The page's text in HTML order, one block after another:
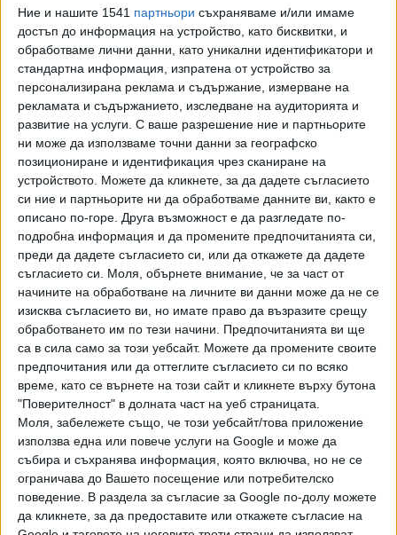
Ние и нашите 1541 партньори съхраняваме и/или имаме
достъп до информация на устройство, като бисквитки, и
обработваме лични данни, като уникални идентификатори и
стандартна информация, изпратена от устройство за
персонализирана реклама и съдържание, измерване на
рекламата и съдържанието, изследване на аудиторията и
развитие на услуги. С ваше разрешение ние и партньорите
ни може да използваме точни данни за географско
позициониране и идентификация чрез сканиране на
устройството. Можете да кликнете, за да дадете съгласието
си ние и партньорите ни да обработваме данните ви, както е
описано по-горе. Друга възможност е да разгледате по-
подробна информация и да промените предпочитанията си,
преди да дадете съгласието си, или да откажете да дадете
съгласието си.
Моля, обърнете внимание, че за част от
начините на обработване на личните ви данни може да не се
изисква съгласието ви, но имате право да възразите срещу
обработването им по тези начини. Предпочитанията ви ще
са в сила само за този уебсайт. Можете да промените своите
предпочитания или да оттеглите съгласието си по всяко
време, като се върнете на този сайт и кликнете върху бутона
"Поверителност" в долната част на уеб страницата.
Моля, забележете също, че този уебсайт/това приложение
използва една или повече услуги на Google и може да
събира и съхранява информация, която включва, но не се
ограничава до Вашето посещение или потребителско
поведение. В раздела за съгласие за Google по-долу можете
да кликнете, за да предоставите или откажете съгласие на
евентуални инциденти по време на мача в София е
изключително несправедлива спрямо българските
привърженици, българското общество и спрямо
огромните усилия на БФС да осигури безпрепятственото
провеждане на двубоя", пише Михайлов.
Той споменава и перманентните проблеми с расизма в
Англия и посочва, че в мачовете на българския
национален отбор няма нито един регистриран инцидент,
свързан с расизъм. Точно за мача с Англия обаче
обособена част за 5000 зрители на ст. "Васил Левски"
ще бъде затворена заради расистки прояви по време на
срещите с Косово и Чехия по-рано през годината.
"Енергията на БФС в борбата с расизма в последното
десетилетие има огромен ефект, демонстриран от
факта, че на мачовете на националния отбор в близкото
минало няма нито един регистриран инцидент, включващ
дискриминация на базата на цвят на кожата, раса,
религия или политически възгледи. Чувствам се длъжен
да изразя опасенията си от факта, че българските
фенове биват несправедливо превърнати в обект на
публично порицание, и настоявам това поведение да
спре, за да не се нагнетява напрежението преди мача на
14 октомври", казва още Михайлов, който призовава